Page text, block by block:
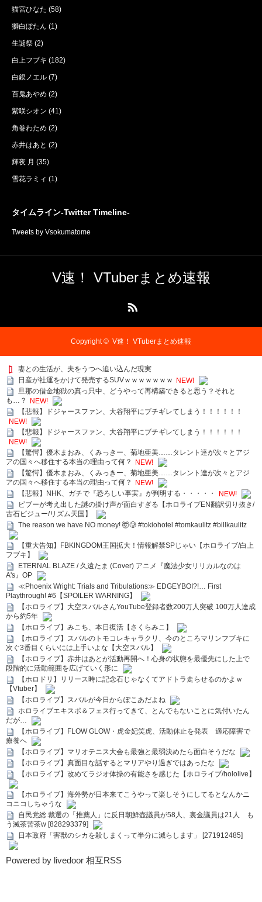
猫宮ひなた (58)
獅白ぼたん (1)
生誕祭 (2)
白上フブキ (182)
白銀ノエル (7)
百鬼あやめ (2)
紫咲シオン (41)
角巻わため (2)
赤井はあと (2)
輝夜 月 (35)
雪花ラミィ (1)
タイムライン-Twitter Timeline-
Tweets by Vsokumatome
V速！ VTuberまとめ速報
Copyright © V速！ VTuberまとめ速報
妻との生活が、夫をうつへ追い込んだ現実
日産が社運をかけて発売するSUVｗｗｗｗｗｗｗ NEW!
旦那の借金地獄の真っ只中、どうやって再構築できると思う？それと
も…？
NEW!
【悲報】ドジャースファン、大谷翔平にブチギレてしまう！！！！！！
NEW!
【悲報】ドジャースファン、大谷翔平にブチギレてしまう！！！！！！
NEW!
【驚愕】優木まおみ、くみっきー、菊地亜美……タレント達が次々とアジ
アの国々へ移住する本当の理由って何？
NEW!
【驚愕】優木まおみ、くみっきー、菊地亜美……タレント達が次々とアジ
アの国々へ移住する本当の理由って何？
NEW!
【悲報】NHK、ガチで『恐ろしい事実』が判明する・・・・・
NEW!
ビブーが考え出した謎の掛け声が面白すぎる【ホロライブEN翻訳切り抜き/
古石ビジュー/リズム天国】
The reason we have NO money! 🤯🥲 #tokiohotel #tomkaulitz #billkaulitz
【重大告知】FBKINGDOM王国拡大！情報解禁SPじゃい【ホロライブ/白上
フブキ】
ETERNAL BLAZE / 久遠たま (Cover) アニメ『魔法少女リリカルなのは
A's』OP
≪Phoenix Wright: Trials and Tribulations≫ EDGEYBOI?!… First
Playthrough! #6【SPOILER WARNING】
【ホロライブ】大空スバルさんYouTube登録者数200万人突破 100万人達成
から約5年
【ホロライブ】みこち、本日復活【さくらみこ】
【ホロライブ】スバルのトモコレキャラクリ、今のところマリンフブキに
次ぐ3番目くらいには上手いよな【大空スバル】
【ホロライブ】赤井はあとが活動再開へ！心身の状態を最優先にした上で
段階的に活動範囲を広げていく形に
【ホロドリ】リリース時に記念石じゃなくてアドトラ走らせるのかよｗ
【Vtuber】
【ホロライブ】スバルが今日からぽこあだよね
ホロライブエキスポ＆フェス行ってきて、とんでもないことに気付いたん
だが…
【ホロライブ】FLOW GLOW・虎金妃笑虎、活動休止を発表 適応障害で
療養へ
【ホロライブ】マリオテニス大会も最強と最弱決めたら面白そうだな
【ホロライブ】真面目な話するとマリアやり過ぎではあったな
【ホロライブ】改めてラジオ体操の有能さを感じた【ホロライブ/hololive】
【ホロライブ】海外勢が日本来てこうやって楽しそうにしてるとなんかニ
コニコしちゃうな
自民党総.裁選の「推薦人」に反日朝鮮壺議員が58人、裏金議員は21人 も
う滅茶苦茶w [828293379]
日本政府「害獣のシカを殺しまくって半分に減らします」 [271912485]
Powered by livedoor 相互RSS